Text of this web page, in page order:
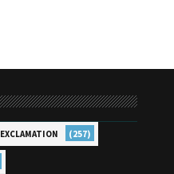
EXCLAMATION (257)